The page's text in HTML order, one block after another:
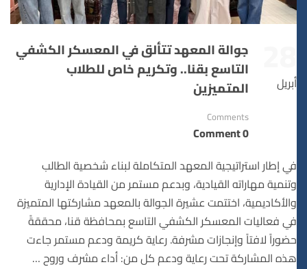
أبريل
جوالة المعهد تتألق في المعسكر الكشفي
التاسع بقنا.. وتكريم خاص للطلاب
المتميزين
Comments
في إطار استراتيجية المعهد المتكاملة لبناء شخصية الطالب
وتنمية مهاراته القيادية، وبدعم مستمر من القيادة الإدارية
والأكاديمية، اختتمت عشيرة الجوالة بالمعهد مشاركتها المتميزة
في فعاليات المعسكر الكشفي التاسع بمحافظة قنا، محققةً
حضوراً لافتاً وإنجازات مشرفة. رعاية كريمة ودعم مستمر جاءت
هذه المشاركة تحت رعاية ودعم كل من: أداء مشرف وروح …